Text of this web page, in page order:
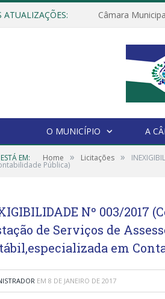
ATUALIZAÇÕES:
O MUNICÍPIO A
EM: Home » Licitações »
Pública)
Nº 003/2017
de Serviços de
em
EM 8 DE JANEIRO DE 2017